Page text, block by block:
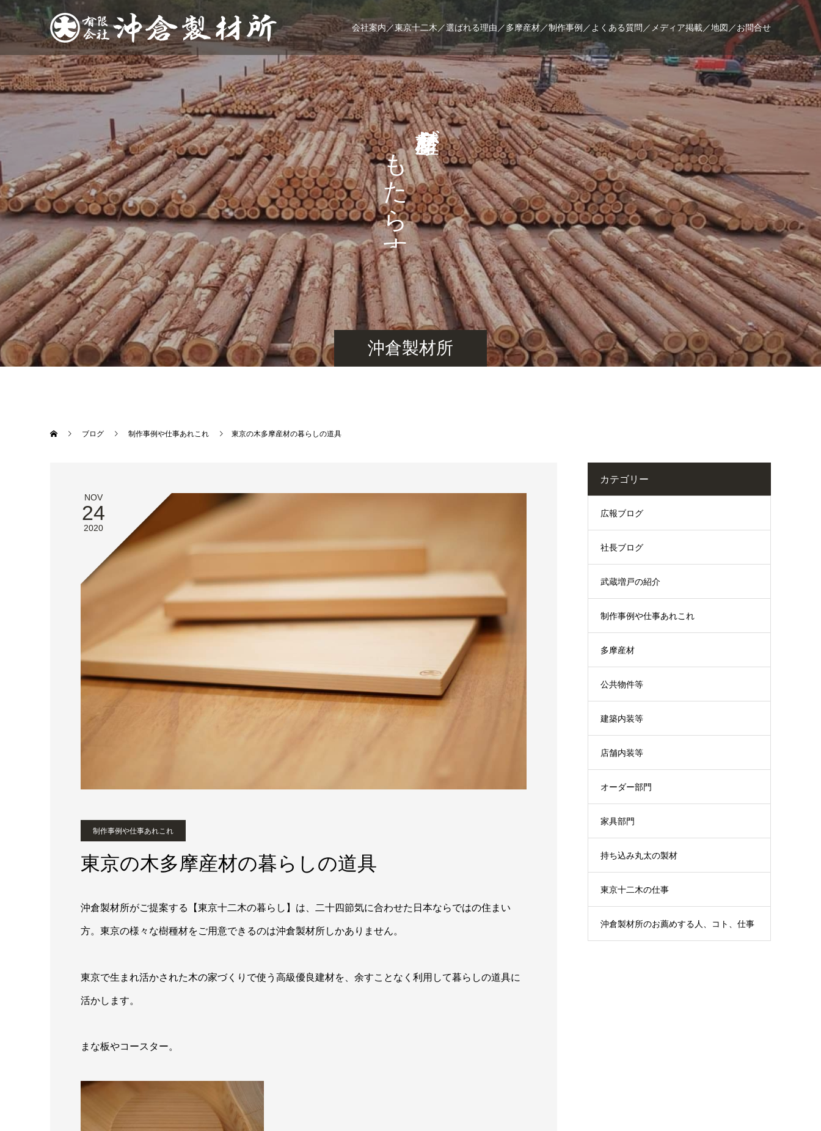
会社案内／東京十二木／選ばれる理由／多摩産材／制作事例／よくある質問／ メディア掲載／地図／お問合せ
沖倉製材所
が
も
た
ら
す
せ
な
ら
ブログ 制作事例や仕事あれこれ 東京の木多摩産材の暮らしの道具
NOV
24
2020
制作事例や仕事あれこれ
東京の木多摩産材の暮らしの道具
沖倉製材所がご提案する【東京十二木の暮らし】は、二十四節気に合わせた日本ならではの住まい
方。東京の様々な樹種材をご用意できるのは沖倉製材所しかありません。
東京で生まれ活かされた木の家づくりで使う高級優良建材を、余すことなく利用して暮らしの道具に
活かします。
まな板やコースター。
カテゴリー
広報ブログ
社長ブログ
武蔵増戸の紹介
制作事例や仕事あれこれ
多摩産材
公共物件等
建築内装等
店舗内装等
オーダー部門
家具部門
持ち込み丸太の製材
東京十二木の仕事
沖倉製材所のお薦めする人、コト、仕事